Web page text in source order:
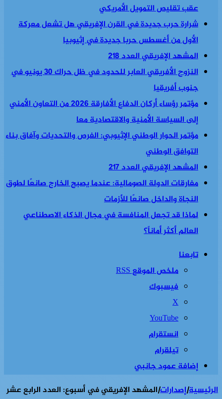
عقب تقليص التمويل الأمريكي
شرارة حرب جديدة في القرن الإفريقي هل تشعل معركة
الأول من أغسطس حربا جديدة في إثيوبيا
المشهد الإفريقي العدد 218
النزوح الأفريقي العابر للحدود في ظل حراك 30 يونيو في
جنوب أفريقيا
مؤتمر رؤساء أركان الدفاع الأفارقة 2026 من التعاون الأمني
إلى السياسة الأمنية والاقتصادية معا
مؤتمر الحوار الوطني الإثيوبي: الفرص والتحديات وآفاق بناء
التوافق الوطني
المشهد الإفريقي العدد 217
مفارقات الدولة الصومالية: عندما يصبح الخارج صانعًا لطوق
النجاة والداخل صانعًا للأزمات
لماذا قد تجعل المنافسة في مجال الذكاء الاصطناعي
العالم أكثر أماناً؟
تابعنا
ملخص الموقع RSS
فيسبوك
‫X
‫YouTube
انستقرام
تيلقرام
إضافة عمود جانبي
الرئيسية|إصدارات|المشهد الإفريقي في أسبوع: العدد الرابع عشر